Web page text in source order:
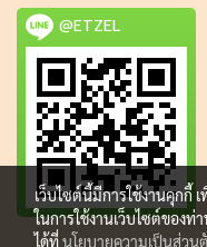
@ETZEL
เว็บไซต์นี้มีการใช้งานคุกกี้
ในการใช้งานเว็บไซต์ของ
ได้ที่นโยบายความเป็นส่วน